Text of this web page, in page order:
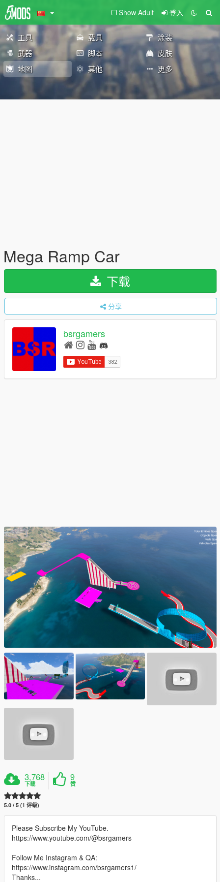
Show Adult 登入
工具 载具
涂装
武器
脚本
皮肤
地图
其他 更多
Mega Ramp Car
下载
分享
bsrgamers
3,768
下载
9
赞
5.0 / 5 (1 评级)
Please Subscribe My YouTube.
https://www.youtube.com/@bsrgamers
Follow Me Instagram & QA:
https://www.instagram.com/bsrgamers1/
Thanks...